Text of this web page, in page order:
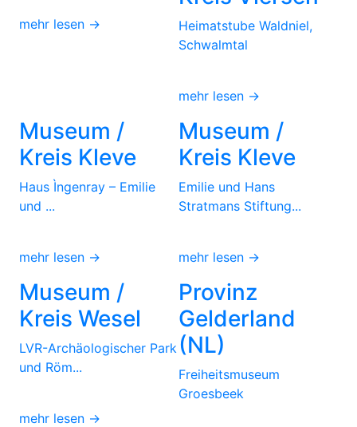
mehr lesen →
Heimatstube Waldniel,
Schwalmtal
mehr lesen →
Museum /
Kreis Kleve
Haus Ìngenray – Emilie
und ...
mehr lesen →
Museum /
Kreis Kleve
Emilie und Hans
Stratmans Stiftung...
mehr lesen →
Museum /
Kreis Wesel
LVR-Archäologischer Park
und Röm...
mehr lesen →
Provinz
Gelderland
(NL)
Freiheitsmuseum
Groesbeek